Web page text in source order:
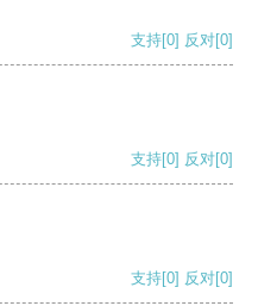
支持[0] 反对[0]
支持[0] 反对[0]
支持[0] 反对[0]